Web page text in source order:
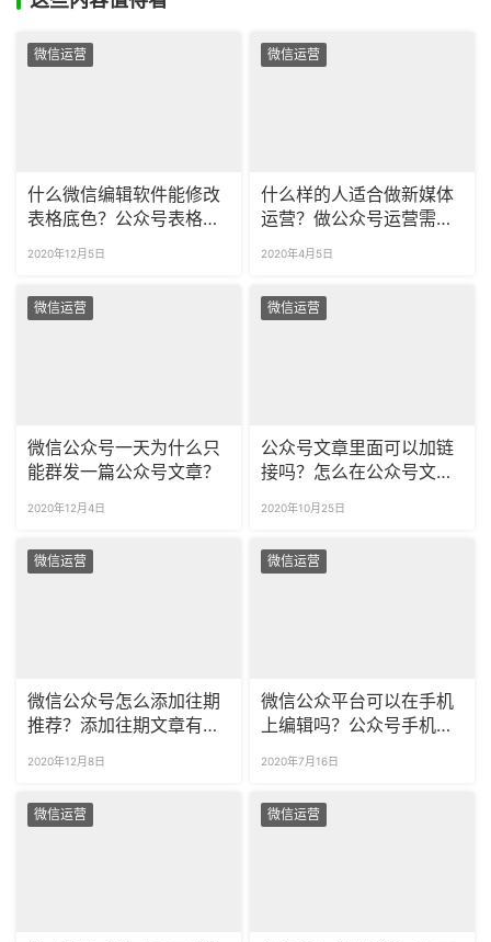
微信运营
什么微信编辑软件能修改
表格底色？公众号表格底
2020年12月5日
微信运营
什么样的人适合做新媒体
运营？做公众号运营需要
2020年4月5日
微信运营
微信公众号一天为什么只
能群发一篇公众号文章？
2020年12月4日
微信运营
公众号文章里面可以加链
接吗？怎么在公众号文章
2020年10月25日
微信运营
微信公众号怎么添加往期
推荐？添加往期文章有哪
2020年12月8日
微信运营
微信公众平台可以在手机
上编辑吗？公众号手机端
2020年7月16日
微信运营 微信运营